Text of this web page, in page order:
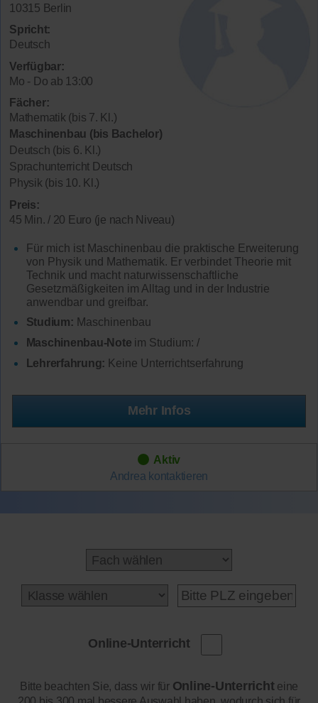
10315 Berlin
Spricht:
Deutsch
Verfügbar:
Mo - Do ab 13:00
Fächer:
Mathematik (bis 7. Kl.)
Maschinenbau (bis Bachelor)
Deutsch (bis 6. Kl.)
Sprachunterricht Deutsch
Physik (bis 10. Kl.)
Preis:
45 Min. / 20 Euro (je nach Niveau)
Für mich ist Maschinenbau die praktische Erweiterung
von Physik und Mathematik. Er verbindet Theorie mit
Technik und macht naturwissenschaftliche
Gesetzmäßigkeiten im Alltag und in der Industrie
anwendbar und greifbar.
Studium: Maschinenbau
Maschinenbau-Note im Studium: /
Lehrerfahrung: Keine Unterrichtserfahrung
Mehr Infos
Aktiv
Andrea kontaktieren
Online-Unterricht
Bitte beachten Sie, dass wir für Online-Unterrichteine